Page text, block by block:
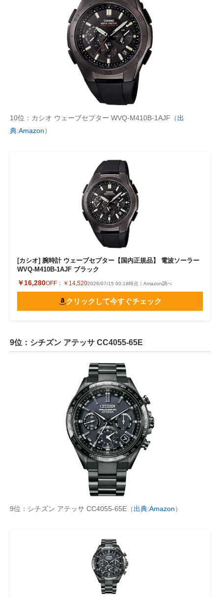
10位：カシオ ウェーブセプター WVQ-M410B-1AJF（出
典:Amazon）
[カシオ] 腕時計 ウェーブセプター【国内正規品】 電波ソーラー
WVQ-M410B-1AJF ブラック
￥16,280OFF： ￥14,5202026/07/15 00:18時点｜Amazon調べ
クリックして今すぐチェック
9位：シチズン アテッサ CC4055-65E
9位：シチズン アテッサ CC4055-65E（出典:Amazon）